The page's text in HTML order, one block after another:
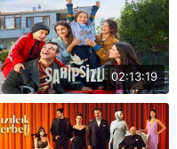
02:13:19